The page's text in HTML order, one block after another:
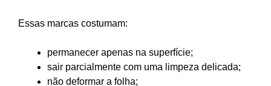
Essas marcas costumam:
permanecer apenas na superfície;
sair parcialmente com uma limpeza delicada;
não deformar a folha;